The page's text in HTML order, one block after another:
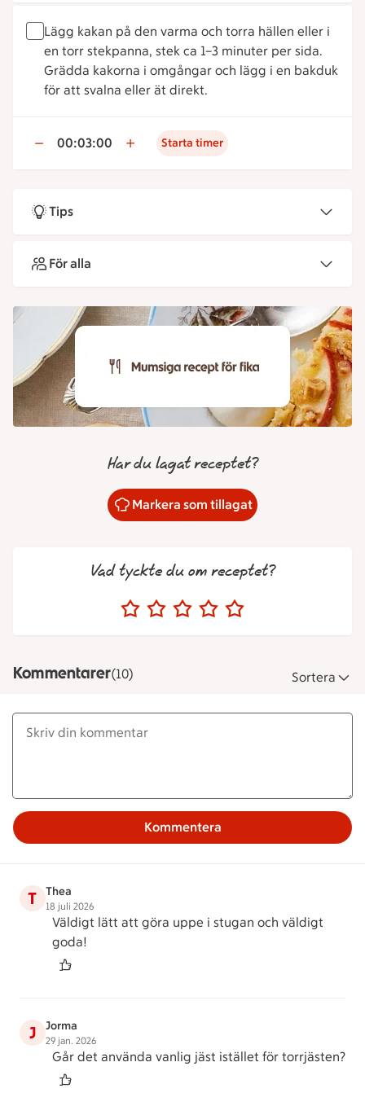
Lägg kakan på den varma och torra hällen eller i
en torr stekpanna, stek ca 1–3 minuter per sida.
Grädda kakorna i omgångar och lägg i en bakduk
för att svalna eller ät direkt.
00:03:00 Starta timer
Tips
För alla
Har du lagat receptet?
Markera som tillagat
Vad tyckte du om receptet?
Kommentarer(10) Sortera
Kommentera
T Thea
18 juli 2026
Väldigt lätt att göra uppe i stugan och väldigt
goda!
J Jorma
29 jan. 2026
Går det använda vanlig jäst istället för torrjästen?